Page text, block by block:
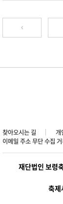
찾아오시는 길 개
이메일 주소 무단 수집
재단법인 보령
축제